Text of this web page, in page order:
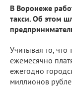
В Воронеже
такси. Об этом
Учитывая то,
ежемесячно
ежегодно
миллионов